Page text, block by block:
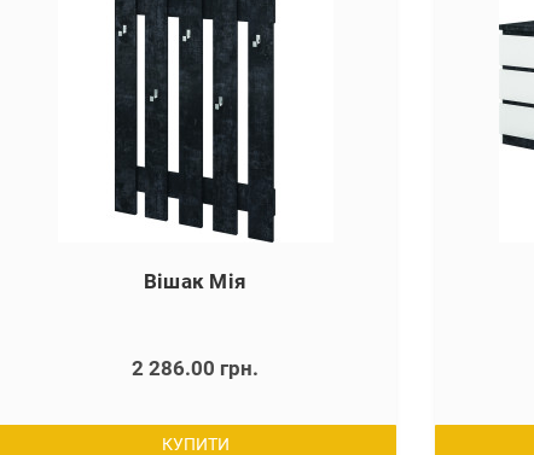
Вішак Мія
2 286.00 грн.
КУПИТИ